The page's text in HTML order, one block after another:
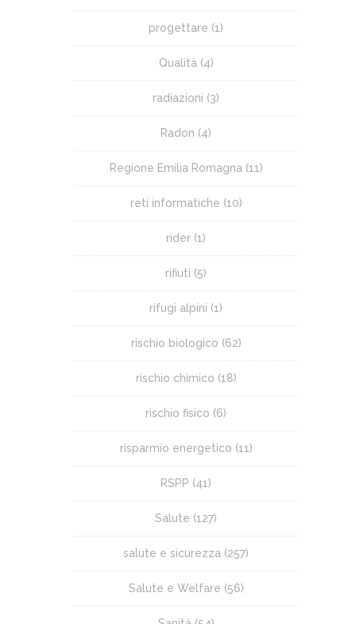
progettare (1)
Qualità (4)
radiazioni (3)
Radon (4)
Regione Emilia Romagna (11)
reti informatiche (10)
rider (1)
rifiuti (5)
rifugi alpini (1)
rischio biologico (62)
rischio chimico (18)
rischio fisico (6)
risparmio energetico (11)
RSPP (41)
Salute (127)
salute e sicurezza (257)
Salute e Welfare (56)